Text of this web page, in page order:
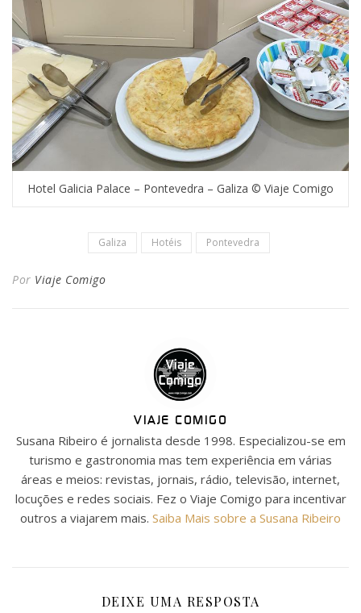
Hotel Galicia Palace – Pontevedra – Galiza © Viaje Comigo
Galiza Hotéis Pontevedra
Por Viaje Comigo
VIAJE COMIGO
Susana Ribeiro é jornalista desde 1998. Especializou-se em
turismo e gastronomia mas tem experiência em várias
áreas e meios: revistas, jornais, rádio, televisão, internet,
locuções e redes sociais. Fez o Viaje Comigo para incentivar
outros a viajarem mais. Saiba Mais sobre a Susana Ribeiro
DEIXE UMA RESPOSTA